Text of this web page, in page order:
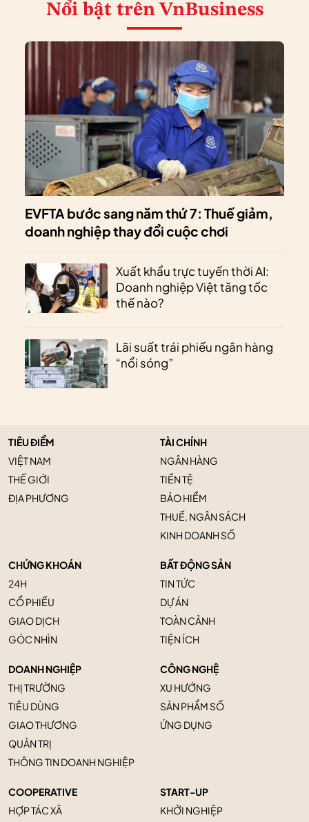
Nổi bật trên VnBusiness
EVFTA bước sang năm thứ 7: Thuế giảm,
doanh nghiệp thay đổi cuộc chơi
Xuất khẩu trực tuyến thời AI:
Doanh nghiệp Việt tăng tốc
thế nào?
Lãi suất trái phiếu ngân hàng
“nổi sóng”
TIÊU ĐIỂM
VIỆT NAM
THẾ GIỚI
ĐỊA PHƯƠNG
TÀI CHÍNH
NGÂN HÀNG
TIỀN TỆ
BẢO HIỂM
THUẾ, NGÂN SÁCH
KINH DOANH SỐ
CHỨNG KHOÁN
24H
CỔ PHIẾU
GIAO DỊCH
GÓC NHÌN
BẤT ĐỘNG SẢN
TIN TỨC
DỰ ÁN
TOÀN CẢNH
TIỆN ÍCH
DOANH NGHIỆP
THỊ TRƯỜNG
TIÊU DÙNG
GIAO THƯƠNG
QUẢN TRỊ
THÔNG TIN DOANH NGHIỆP
CÔNG NGHỆ
XU HƯỚNG
SẢN PHẨM SỐ
ỨNG DỤNG
COOPERATIVE
HỢP TÁC XÃ
START-UP
KHỞI NGHIỆP